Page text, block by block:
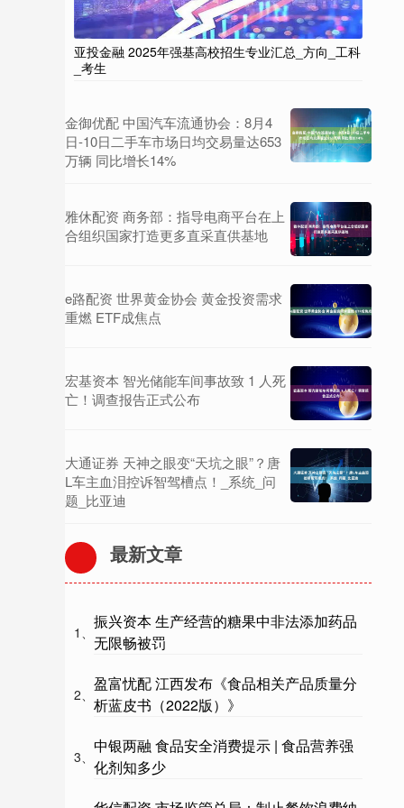
亚投金融 2025年强基高校招生专业汇总_方向_工科
_考生
金御优配 中国汽车流通协会：8月4
日-10日二手车市场日均交易量达653
万辆 同比增长14%
雅休配资 商务部：指导电商平台在上
合组织国家打造更多直采直供基地
e路配资 世界黄金协会 黄金投资需求
重燃 ETF成焦点
宏基资本 智光储能车间事故致 1 人死
亡！调查报告正式公布
大通证券 天神之眼变“天坑之眼”？唐
L车主血泪控诉智驾槽点！_系统_问
题_比亚迪
最新文章
1、
振兴资本 生产经营的糖果中非法添加药品
无限畅被罚
2、
盈富忧配 江西发布《食品相关产品质量分
析蓝皮书（2022版）》
3、
中银两融 食品安全消费提示 | 食品营养强
化剂知多少